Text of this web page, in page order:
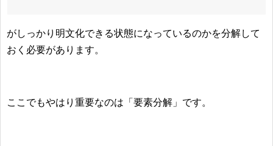
がしっかり明文化できる状態になっているのかを分解して
おく必要があります。
ここでもやはり重要なのは「要素分解」です。